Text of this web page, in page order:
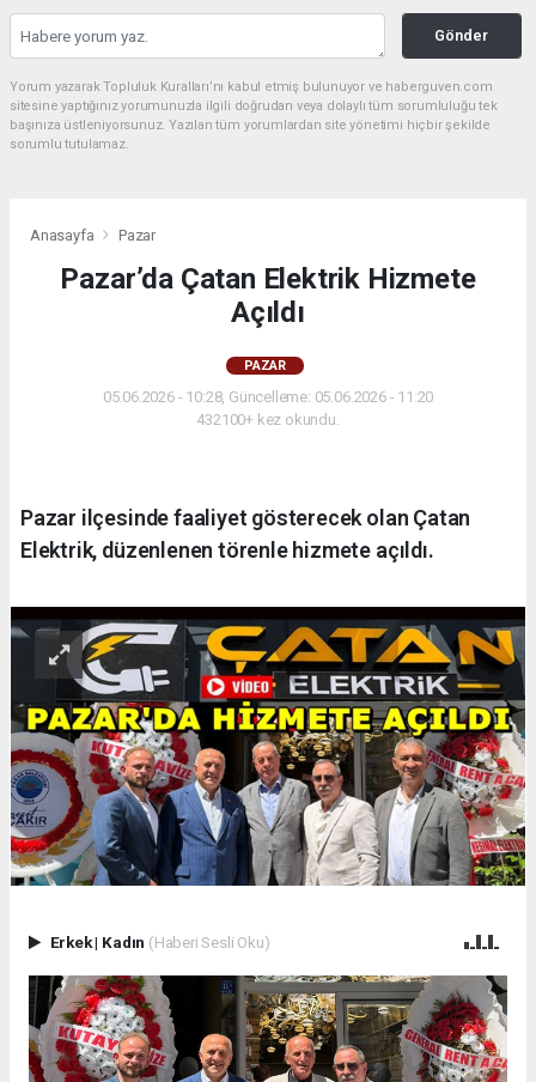
Gönder
Yorum yazarak Topluluk Kuralları’nı kabul etmiş bulunuyor ve haberguven.com
sitesine yaptığınız yorumunuzla ilgili doğrudan veya dolaylı tüm sorumluluğu tek
başınıza üstleniyorsunuz. Yazılan tüm yorumlardan site yönetimi hiçbir şekilde
sorumlu tutulamaz.
Anasayfa Pazar
Pazar’da Çatan Elektrik Hizmete
Açıldı
PAZAR
05.06.2026 - 10:28, Güncelleme: 05.06.2026 - 11:20
432100+ kez okundu.
Pazar ilçesinde faaliyet gösterecek olan Çatan
Elektrik, düzenlenen törenle hizmete açıldı.
Erkek| Kadın (Haberi Sesli Oku)